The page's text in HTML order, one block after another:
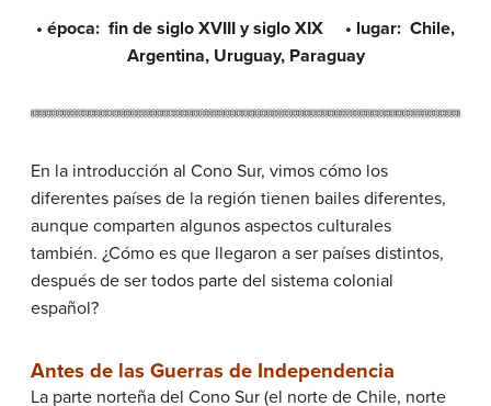
• época: fin de siglo XVIII y siglo XIX • lugar: Chile,
Argentina, Uruguay, Paraguay
En la introducción al Cono Sur, vimos cómo los
diferentes países de la región tienen bailes diferentes,
aunque comparten algunos aspectos culturales
también. ¿Cómo es que llegaron a ser países distintos,
después de ser todos parte del sistema colonial
español?
Antes de las Guerras de Independencia
La parte norteña del Cono Sur (el norte de Chile, norte